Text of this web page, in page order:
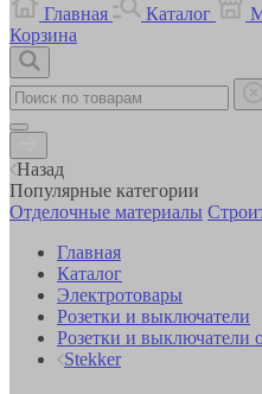
Главная
Каталог
Корзина
Назад
Популярные категории
Отделочные материалы
Главная
Каталог
Электротовары
Розетки и выключатели
Розетки и выключатели
Stekker